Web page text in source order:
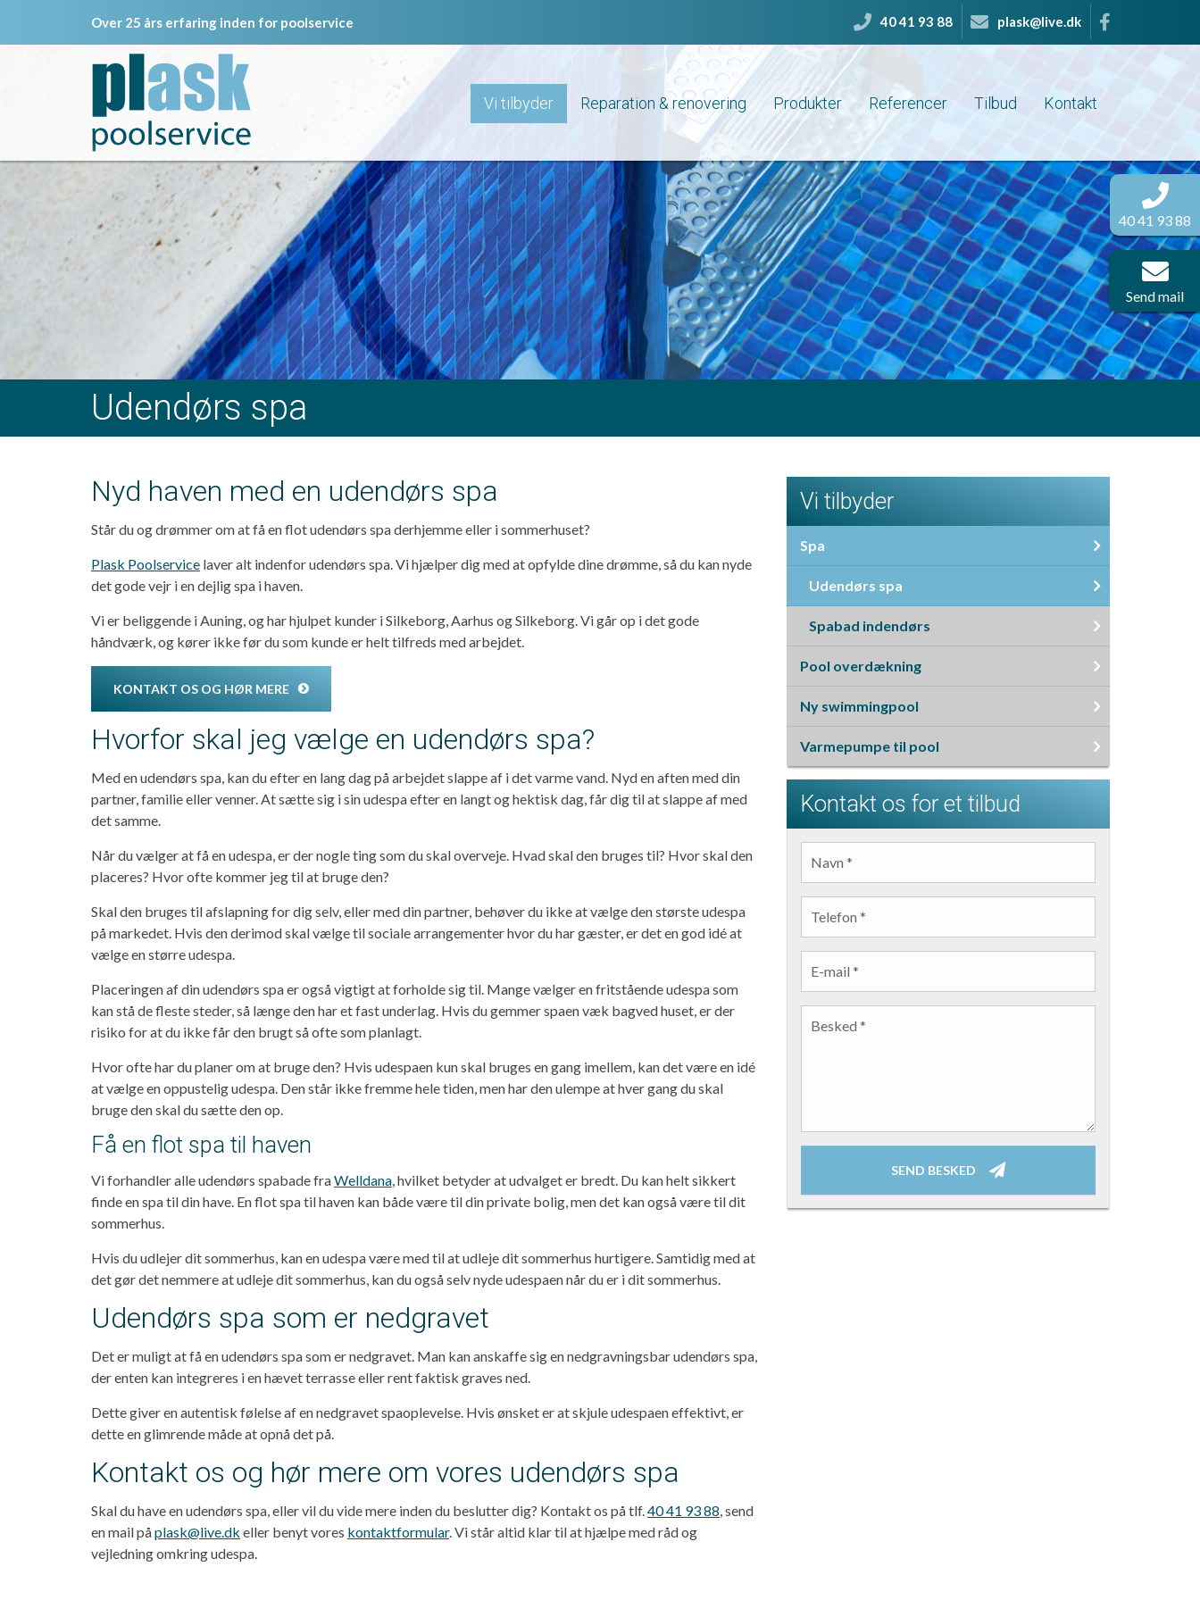
Over 25 års erfaring inden for poolservice 40 41 93 88 plask@live.dk
Vi tilbyder Reparation & renovering Produkter Referencer Tilbud Kontakt
Udendørs spa
Nyd haven med en udendørs spa
Står du og drømmer om at få en flot udendørs spa derhjemme eller i sommerhuset?
Plask Poolservice laver alt indenfor udendørs spa. Vi hjælper dig med at opfylde dine drømme, så du kan nyde
det gode vejr i en dejlig spa i haven.
Vi er beliggende i Auning, og har hjulpet kunder i Silkeborg, Aarhus og Silkeborg. Vi går op i det gode
håndværk, og kører ikke før du som kunde er helt tilfreds med arbejdet.
KONTAKT OS OG HØR MERE
Hvorfor skal jeg vælge en udendørs spa?
Med en udendørs spa, kan du efter en lang dag på arbejdet slappe af i det varme vand. Nyd en aften med din
partner, familie eller venner. At sætte sig i sin udespa efter en langt og hektisk dag, får dig til at slappe af med
det samme.
Når du vælger at få en udespa, er der nogle ting som du skal overveje. Hvad skal den bruges til? Hvor skal den
placeres? Hvor ofte kommer jeg til at bruge den?
Skal den bruges til afslapning for dig selv, eller med din partner, behøver du ikke at vælge den største udespa
på markedet. Hvis den derimod skal vælge til sociale arrangementer hvor du har gæster, er det en god idé at
vælge en større udespa.
Placeringen af din udendørs spa er også vigtigt at forholde sig til. Mange vælger en fritstående udespa som
kan stå de fleste steder, så længe den har et fast underlag. Hvis du gemmer spaen væk bagved huset, er der
risiko for at du ikke får den brugt så ofte som planlagt.
Hvor ofte har du planer om at bruge den? Hvis udespaen kun skal bruges en gang imellem, kan det være en idé
at vælge en oppustelig udespa. Den står ikke fremme hele tiden, men har den ulempe at hver gang du skal
bruge den skal du sætte den op.
Få en flot spa til haven
Vi forhandler alle udendørs spabade fraWelldana, hvilket betyder at udvalget er bredt. Du kan helt sikkert
finde en spa til din have. En flot spa til haven kan både være til din private bolig, men det kan også være til dit
sommerhus.
Hvis du udlejer dit sommerhus, kan en udespa være med til at udleje dit sommerhus hurtigere. Samtidig med at
det gør det nemmere at udleje dit sommerhus, kan du også selv nyde udespaen når du er i dit sommerhus.
Udendørs spa som er nedgravet
Det er muligt at få en udendørs spa som er nedgravet. Man kan anskaffe sig en nedgravningsbar udendørs spa,
der enten kan integreres i en hævet terrasse eller rent faktisk graves ned.
Dette giver en autentisk følelse af en nedgravet spaoplevelse. Hvis ønsket er at skjule udespaen effektivt, er
dette en glimrende måde at opnå det på.
Kontakt os og hør mere om vores udendørs spa
Skal du have en udendørs spa, eller vil du vide mere inden du beslutter dig? Kontakt os på tlf.40 41 93 88, send
en mail påplask@live.dk eller benyt vores kontaktformular. Vi står altid klar til at hjælpe med råd og
vejledning omkring udespa.
Vi tilbyder
Spa
Udendørs spa
Spabad indendørs
Pool overdækning
Ny swimmingpool
Varmepumpe til pool
Kontakt os for et tilbud
SEND BESKED
Send mail
40 41 93 88